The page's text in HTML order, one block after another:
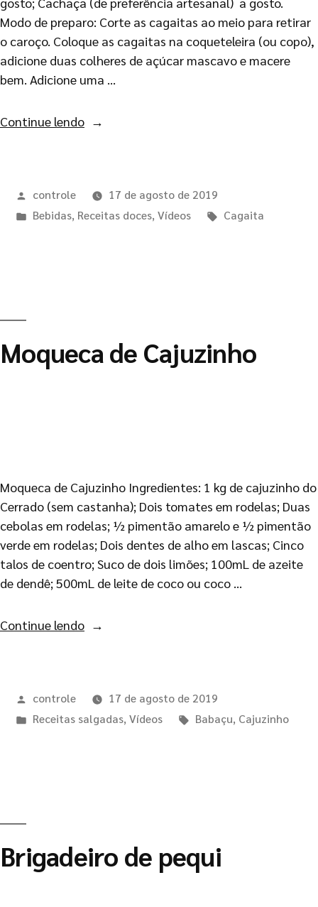
Modo de preparo: Corte as cagaitas ao meio para retirar
o caroço. Coloque as cagaitas na coqueteleira (ou copo),
adicione duas colheres de açúcar mascavo e macere
bem. Adicione uma …
Continue lendo
controle
17 de agosto de 2019
Bebidas, Receitas doces, Vídeos Cagaita
Moqueca de Cajuzinho
Moqueca de Cajuzinho Ingredientes: 1 kg de cajuzinho do
Cerrado (sem castanha); Dois tomates em rodelas; Duas
cebolas em rodelas; ½ pimentão amarelo e ½ pimentão
verde em rodelas; Dois dentes de alho em lascas; Cinco
talos de coentro; Suco de dois limões; 100mL de azeite
de dendê; 500mL de leite de coco ou coco …
Continue lendo
controle
17 de agosto de 2019
Receitas salgadas, Vídeos Babaçu, Cajuzinho
Brigadeiro de pequi